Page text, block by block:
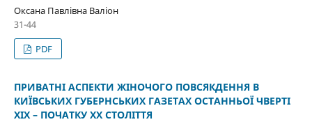
Оксана Павлівна Валіон
31-44
PDF
ПРИВАТНІ АСПЕКТИ ЖІНОЧОГО ПОВСЯКДЕННЯ В
КИЇВСЬКИХ ГУБЕРНСЬКИХ ГАЗЕТАХ ОСТАННЬОЇ ЧВЕРТІ
ХІХ – ПОЧАТКУ ХХ СТОЛІТТЯ